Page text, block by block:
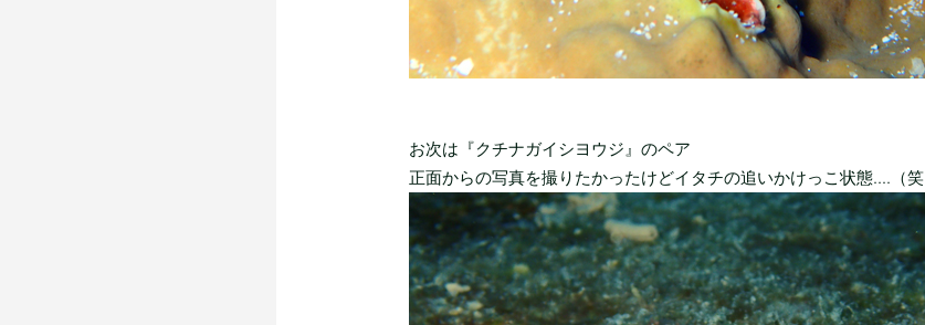
お次は『クチナガイシヨウジ』のペア
正面からの写真を撮りたかったけどイタチの追いかけっこ状態....（笑